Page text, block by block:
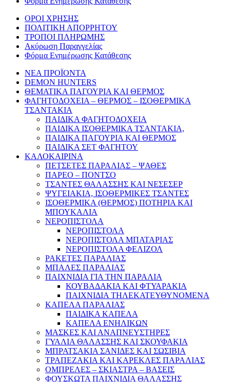
ΟΡΟΙ ΧΡΗΣΗΣ
ΠΟΛΙΤΙΚΗ ΑΠΟΡΡΗΤΟΥ
ΤΡΟΠΟΙ ΠΛΗΡΩΜΗΣ
Ακύρωση Παραγγελίας
Φόρμα Ενημέρωσης Κατάθεσης
ΝΕΑ ΠΡΟΪΟΝΤΑ
DEMON HUNTERS
ΘΕΜΑΤΙΚΑ ΠΑΓΟΥΡΙΑ ΚΑΙ ΘΕΡΜΟΣ
ΦΑΓΗΤΟΔΟΧΕΙΑ – ΘΕΡΜΟΣ – ΙΣΟΘΕΡΜΙΚΑ
ΤΣΑΝΤΑΚΙΑ
ΠΑΙΔΙΚΑ ΦΑΓΗΤΟΔΟΧΕΙΑ
ΠΑΙΔΙΚΑ ΙΣΟΘΕΡΜΙΚΑ ΤΣΑΝΤΑΚΙΑ,
ΠΑΙΔΙΚΑ ΠΑΓΟΥΡΙΑ ΚΑΙ ΘΕΡΜΟΣ
ΠΑΙΔΙΚΑ ΣΕΤ ΦΑΓΗΤΟΥ
ΚΑΛΟΚΑΙΡΙΝΑ
ΠΕΤΣΕΤΕΣ ΠΑΡΑΛΙΑΣ – ΨΑΘΕΣ
ΠΑΡΕΟ – ΠΟΝΤΣΟ
ΤΣΑΝΤΕΣ ΘΑΛΑΣΣΗΣ ΚΑΙ ΝΕΣΕΣΕΡ
ΨΥΓΕΙΑΚΙΑ, ΙΣΟΘΕΡΜΙΚΕΣ ΤΣΑΝΤΕΣ
ΙΣΟΘΕΡΜΙΚΑ (ΘΕΡΜΟΣ) ΠΟΤΗΡΙΑ ΚΑΙ
ΜΠΟΥΚΑΛΙΑ
ΝΕΡΟΠΙΣΤΟΛΑ
ΝΕΡΟΠΙΣΤΟΛΑ
ΝΕΡΟΠΙΣΤΟΛΑ ΜΠΑΤΑΡΙΑΣ
ΝΕΡΟΠΙΣΤΟΛΑ ΦΕΛΙΖΟΛ
ΡΑΚΕΤΕΣ ΠΑΡΑΛΙΑΣ
ΜΠΑΛΕΣ ΠΑΡΑΛΙΑΣ
ΠΑΙΧΝΙΔΙΑ ΓΙΑ ΤΗΝ ΠΑΡΑΛΙΑ
ΚΟΥΒΑΔΑΚΙΑ ΚΑΙ ΦΤΥΑΡΑΚΙΑ
ΠΑΙΧΝΙΔΙΑ ΤΗΛΕΚΑΤΕΥΘΥΝΟΜΕΝΑ
ΚΑΠΕΛΑ ΠΑΡΑΛΙΑΣ
ΠΑΙΔΙΚΑ ΚΑΠΕΛΑ
ΚΑΠΕΛΑ ΕΝΗΛΙΚΩΝ
ΜΑΣΚΕΣ ΚΑΙ ΑΝΑΠΝΕΥΣΤΗΡΕΣ
ΓΥΑΛΙΑ ΘΑΛΑΣΣΗΣ ΚΑΙ ΣΚΟΥΦΑΚΙΑ
ΜΠΡΑΤΣΑΚΙΑ ΣΑΝΙΔΕΣ ΚΑΙ ΣΩΣΙΒΙΑ
ΤΡΑΠΕΖΑΚΙΑ ΚΑΙ ΚΑΡΕΚΛΕΣ ΠΑΡΑΛΙΑΣ
ΟΜΠΡΕΛΕΣ – ΣΚΙΑΣΤΡΑ – ΒΑΣΕΙΣ
ΦΟΥΣΚΩΤΑ ΠΑΙΧΝΙΔΙΑ ΘΑΛΑΣΣΗΣ